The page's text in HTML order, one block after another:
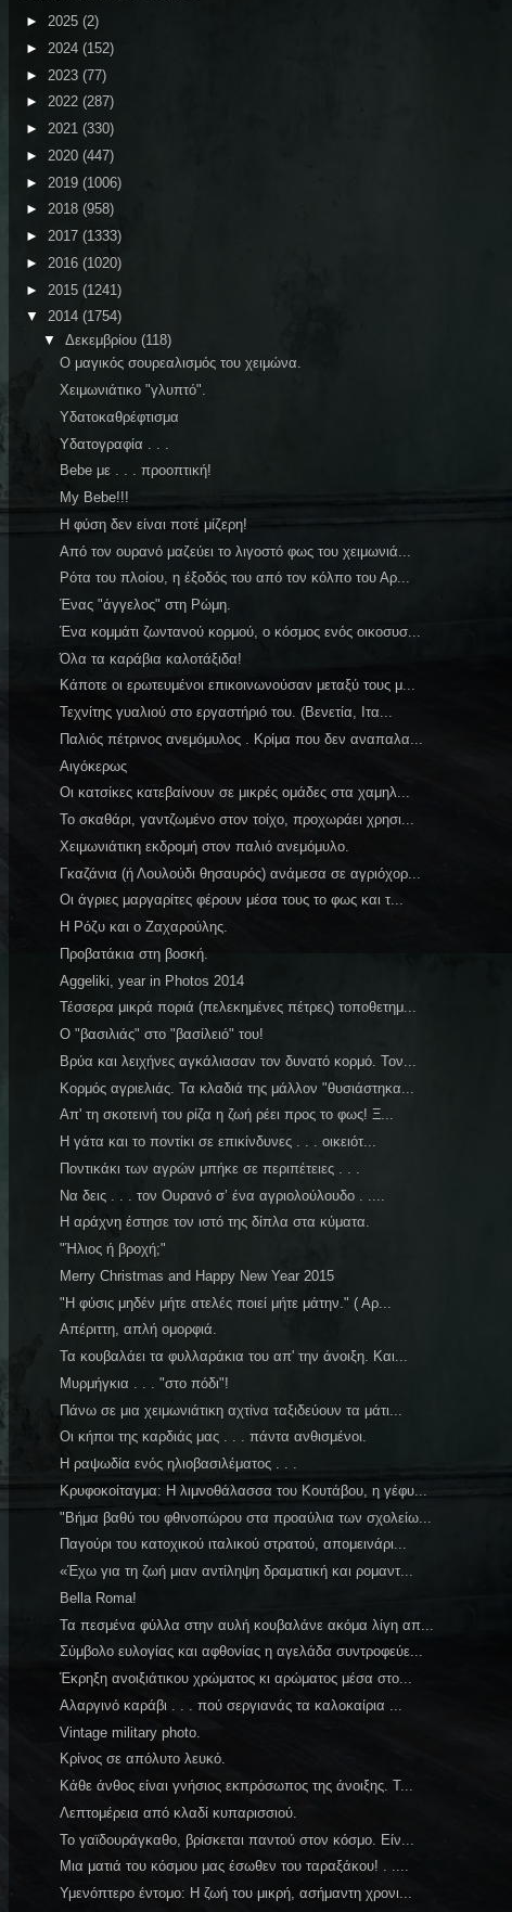
► 2025 (2)
► 2024 (152)
► 2023 (77)
► 2022 (287)
► 2021 (330)
► 2020 (447)
► 2019 (1006)
► 2018 (958)
► 2017 (1333)
► 2016 (1020)
► 2015 (1241)
▼ 2014 (1754)
▼ Δεκεμβρίου (118)
Ο μαγικός σουρεαλισμός του χειμώνα.
Χειμωνιάτικο "γλυπτό".
Υδατοκαθρέφτισμα
Υδατογραφία . . .
Bebe με . . . προοπτική!
My Bebe!!!
Η φύση δεν είναι ποτέ μίζερη!
Από τον ουρανό μαζεύει το λιγοστό φως του χειμωνιά...
Ρότα του πλοίου, η έξοδός του από τον κόλπο του Αρ...
Ένας "άγγελος" στη Ρώμη.
Ένα κομμάτι ζωντανού κορμού, ο κόσμος ενός οικοσυσ...
Όλα τα καράβια καλοτάξιδα!
Κάποτε οι ερωτευμένοι επικοινωνούσαν μεταξύ τους μ...
Τεχνίτης γυαλιού στο εργαστήριό του. (Βενετία, Ιτα...
Παλιός πέτρινος ανεμόμυλος . Κρίμα που δεν αναπαλα...
Αιγόκερως
Οι κατσίκες κατεβαίνουν σε μικρές ομάδες στα χαμηλ...
Το σκαθάρι, γαντζωμένο στον τοίχο, προχωράει χρησι...
Χειμωνιάτικη εκδρομή στον παλιό ανεμόμυλο.
Γκαζάνια (ή Λουλούδι θησαυρός) ανάμεσα σε αγριόχορ...
Οι άγριες μαργαρίτες φέρουν μέσα τους το φως και τ...
Η Ρόζυ και ο Ζαχαρούλης.
Προβατάκια στη βοσκή.
Aggeliki, year in Photos 2014
Τέσσερα μικρά ποριά (πελεκημένες πέτρες) τοποθετημ...
Ο "βασιλιάς" στο "βασίλειό" του!
Βρύα και λειχήνες αγκάλιασαν τον δυνατό κορμό. Τον...
Κορμός αγριελιάς. Τα κλαδιά της μάλλον "θυσιάστηκα...
Απ' τη σκοτεινή του ρίζα η ζωή ρέει προς το φως! Ξ...
Η γάτα και το ποντίκι σε επικίνδυνες . . . οικειότ...
Ποντικάκι των αγρών μπήκε σε περιπέτειες . . .
Να δεις . . . τον Ουρανό σ’ ένα αγριολούλουδο . ....
Η αράχνη έστησε τον ιστό της δίπλα στα κύματα.
"Ήλιος ή βροχή;"
Merry Christmas and Happy New Year 2015
"Η φύσις μηδέν μήτε ατελές ποιεί μήτε μάτην." ( Αρ...
Απέριττη, απλή ομορφιά.
Τα κουβαλάει τα φυλλαράκια του απ' την άνοιξη. Και...
Μυρμήγκια . . . "στο πόδι"!
Πάνω σε μια χειμωνιάτικη αχτίνα ταξιδεύουν τα μάτι...
Οι κήποι της καρδιάς μας . . . πάντα ανθισμένοι.
Η ραψωδία ενός ηλιοβασιλέματος . . .
Κρυφοκοίταγμα: Η λιμνοθάλασσα του Κουτάβου, η γέφυ...
"Βήμα βαθύ του φθινοπώρου στα προαύλια των σχολείω...
Παγούρι του κατοχικού ιταλικού στρατού, απομεινάρι...
«Έχω για τη ζωή μιαν αντίληψη δραματική και ρομαντ...
Bella Roma!
Τα πεσμένα φύλλα στην αυλή κουβαλάνε ακόμα λίγη απ...
Σύμβολο ευλογίας και αφθονίας η αγελάδα συντροφεύε...
Έκρηξη ανοιξιάτικου χρώματος κι αρώματος μέσα στο...
Αλαργινό καράβι . . . πού σεργιανάς τα καλοκαίρια ...
Vintage military photo.
Κρίνος σε απόλυτο λευκό.
Κάθε άνθος είναι γνήσιος εκπρόσωπος της άνοιξης. Τ...
Λεπτομέρεια από κλαδί κυπαρισσιού.
Το γαϊδουράγκαθο, βρίσκεται παντού στον κόσμο. Είν...
Μια ματιά του κόσμου μας έσωθεν του ταραξάκου! . ....
Υμενόπτερο έντομο: Η ζωή του μικρή, ασήμαντη χρονι...